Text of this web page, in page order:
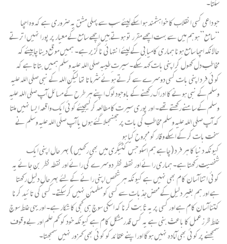
جو داعی کسی انقلاب کا خواہشمند ہو اسکے لیئے سب سے پہلی مشق یہ ضروری ہے کہ وہ اچھا
“سامع” ہوہم میں سے بہت اچھے مقرر تو ہوتے ہیں اچھے سامع کے معیار پر پورا نہیں اترتے
حالانکہ اچھا سامع ہونا ہماری کامیابی کے لیئے انتہائی ناگزیر ہے۔ ہمیں موقع دینا چاہیئے کہ
مخاطب دل کھول کر اپنی بات کہہ سکے۔ سیرتِ طیبہ صلی اللہ علیہ وسلم ہمیں بتاتا ہے کہ
کوئی فرد اپنی بات کسی دوسرے سے کرتے ہوئے شرماتا تھا لیکن اللہ کے نبی صلی اللہ علیہ
وسلم کے نبی ہونے کا ادراک رکھنے کے باوجود لوگ اپنے ہر طرح کے مسائل آپ صلی اللہ علیہ
وسلم کے سامنے رکھتے تھے۔ اور پوری سیرت کا مطالعہ کر لیجیئے کوئی ایک واقعہ ایسا نہیں ملتا
کہ آپ صلی اللہ علیہ وسلم مخاطب کی بات پر جھنجھلا گئے ہوں یا آپ صلی اللہ علیہ وسلم نے
سخت بات کر کے اسکے وقار کو مجروح کیا ہو
کیونکہ دنیا کا ہر فرد (چاہے ہم اسکو جس کٹیگری میں بھی رکھیں ) بہر حال اپنی ایک
شخصیت رکھتا ہے۔ ہماری رائے اور نقطہ نظر دوسرے کی رائے اور نقطہ نظر بن جائے یہ
کوئی اتنا آسان کام بھی نہیں ہے کیونکہ ہر شخص اپنی رائے کے لئے بہرحال دلیل رکھتا
ہے اور ہم بغیر دلیل کے محض‌جذبات سے کسی کو مطمئن نہیں کر سکتے۔ کسی کی تائید کرنا
کتنا آسان کام ہے اور کسی پر یہ ثابت کرنا کہ اسکی سوچ ہی کجی کا شکار ہے۔ اور یہی غلط سوچ
غلط ظرز عمل کا باعث بنی ہے یہ کس قدر مشکل کام ہے کیونکہ خود کو کم علم اور بے وقوف
سمجھنے پر کوئی بھی آمادہ نہیں ہوگا اور اپنے عقائد کو کوئی بھی کمزور نہیں سمجھتا۔